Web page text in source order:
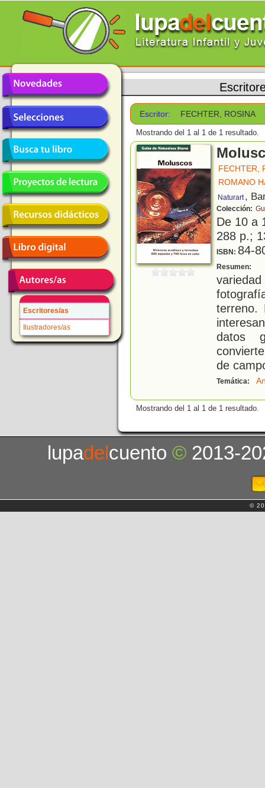
Escritores/as
Ilustradores/as
Escritor: FECHTER, ROSINA
Mostrando del 1 al 1 de 1 resultado.
FECHTER,
ROMANO
Naturart ,
Colección:
De 10 a
288 p.;
ISBN: 84-
Resumen:
terreno.
datos
de
Temática:
Mostrando del 1 al 1 de 1 resultado.
lupadelcuento© 2013-
©